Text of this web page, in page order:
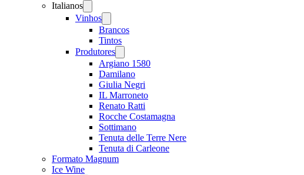
Italianos
menu
Vinhos
menu
Brancos
Tintos
Produtores
menu
Argiano 1580
Damilano
Giulia Negri
IL Marroneto
Renato Ratti
Rocche Costamagna
Sottimano
Tenuta delle Terre Nere
Tenuta di Carleone
Formato Magnum
Ice Wine